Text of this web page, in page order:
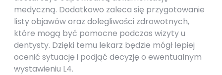
medyczną. Dodatkowo zaleca się przygotowanie
listy objawów oraz dolegliwości zdrowotnych,
które mogą być pomocne podczas wizyty u
dentysty. Dzięki temu lekarz będzie mógł lepiej
ocenić sytuację i podjąć decyzję o ewentualnym
wystawieniu L4.